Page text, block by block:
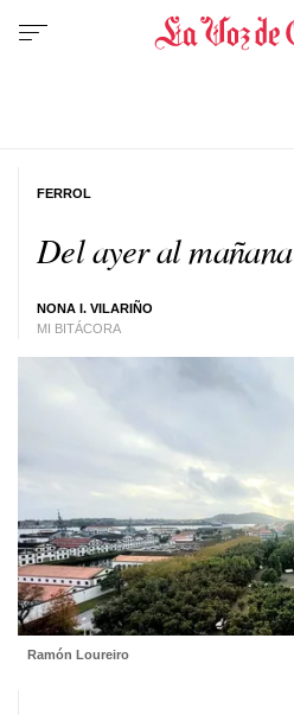
Del ayer al mañana
NONA I. VILARIÑO
MI BITÁCORA
FERROL
Ramón Loureiro